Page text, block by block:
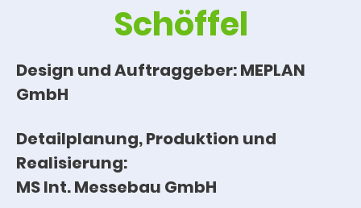
Schöffel
Design und Auftraggeber: MEPLAN
GmbH
Detailplanung, Produktion und
Realisierung:
MS Int. Messebau GmbH